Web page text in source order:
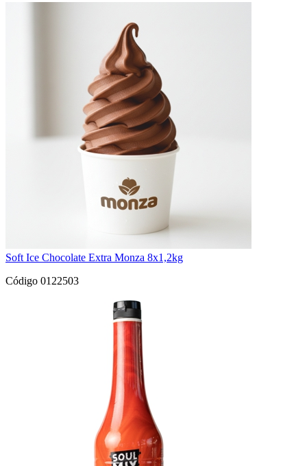
Soft Ice Chocolate Extra Monza 8x1,2kg
Código 0122503